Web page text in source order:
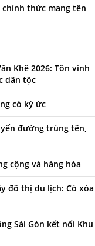
chính thức mang tên
Khê 2026: Tôn vinh
dân tộc
có ký ức
đường trùng tên,
cộng và hàng hóa
đô thị du lịch: Có xóa
Sài Gòn kết nối Khu